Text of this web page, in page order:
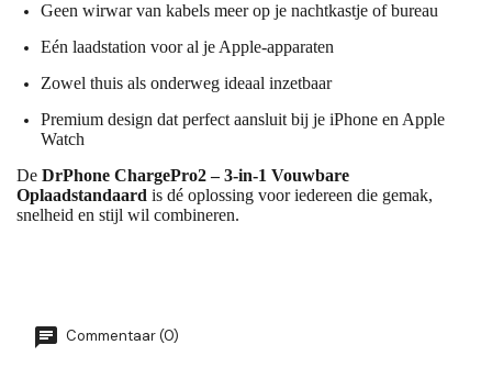
Geen wirwar van kabels meer op je nachtkastje of bureau
Eén laadstation voor al je Apple-apparaten
Zowel thuis als onderweg ideaal inzetbaar
Premium design dat perfect aansluit bij je iPhone en Apple
Watch
De DrPhone ChargePro2 – 3-in-1 Vouwbare
Oplaadstandaard is dé oplossing voor iedereen die gemak,
snelheid en stijl wil combineren.
Commentaar (0)